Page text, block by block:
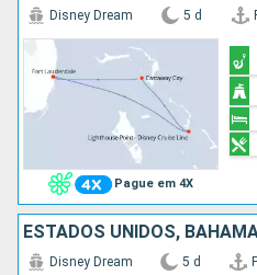
Pague em 4X
Disney Dream 5 d
ESTADOS UNIDOS,
Disney Dream 5 d